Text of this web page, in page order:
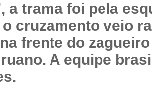
a trama foi pela
cruzamento veio
frente do
A equipe